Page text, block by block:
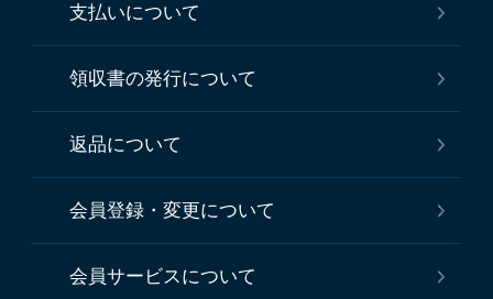
支払いについて
領収書の発行について
返品について
会員登録・変更について
会員サービスについて